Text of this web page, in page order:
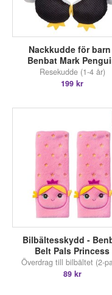
Nackkudde för
Benbat Mark
Resekudde (1-4 år)
199 kr
Bilbältesskydd -
Belt Pals Princess
Överdrag till bilbältet (2-
89 kr